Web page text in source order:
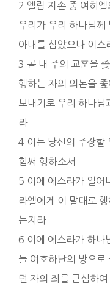
2 엘람 자손 중 여히
우리가 우리 하나님께
아내를 삼았으나 이스
3 곧 내 주의 교훈을
행하는 자의 의논을
보내기로 우리 하나님
라
4 이는 당신의 주장할
힘써 행하소서
5 이에 에스라가 일어
라엘에게 이 말대로
는지라
6 이에 에스라가 하나
들 여호하난의 방으로
던 자의 죄를 근심하